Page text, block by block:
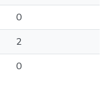
0
2
0